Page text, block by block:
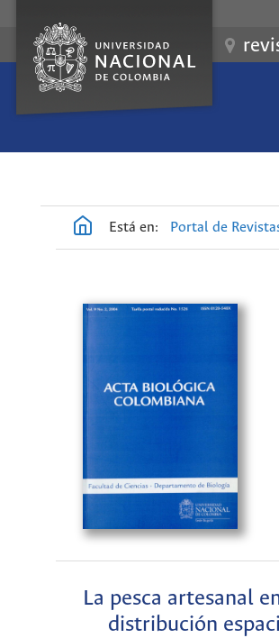
Está en: Portal de
La pesca artesanal
distribución